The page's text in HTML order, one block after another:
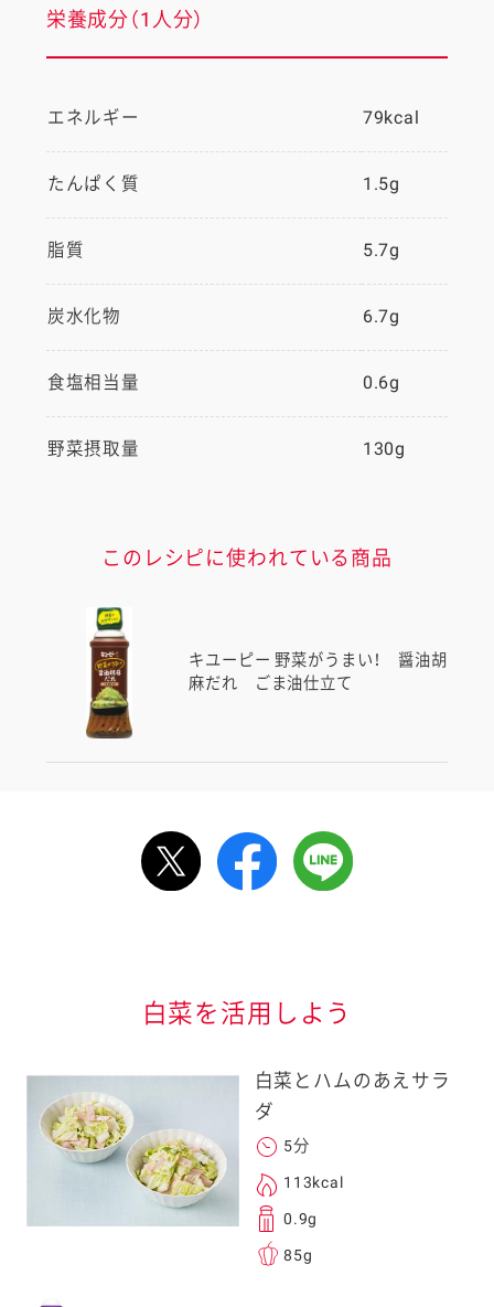
栄養成分（1人分）
エネルギー 79kcal
たんぱく質 1.5g
脂質 5.7g
炭水化物 6.7g
食塩相当量 0.6g
野菜摂取量 130g
このレシピに使われている商品
キユーピー 野菜がうまい！ 醤油胡
麻だれ ごま油仕立て
白菜を活用しよう
白菜とハムのあえサラ
ダ
5分
113kcal
0.9g
85g